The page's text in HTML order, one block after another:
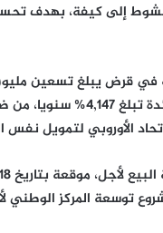
إلى كيفة، بهدف تحسين
توسعة المركز